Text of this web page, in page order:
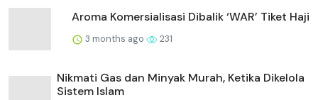
Aroma Komersialisasi Dibalik ‘WAR’ Tiket Haji
3 months ago 231
Nikmati Gas dan Minyak Murah, Ketika Dikelola
Sistem Islam